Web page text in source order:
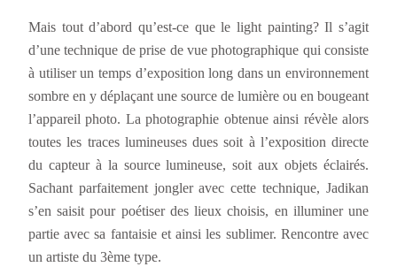
Mais tout d’abord qu’est-ce que le light painting? Il s’agit
d’une technique de prise de vue photographique qui consiste
à utiliser un temps d’exposition long dans un environnement
sombre en y déplaçant une source de lumière ou en bougeant
l’appareil photo. La photographie obtenue ainsi révèle alors
toutes les traces lumineuses dues soit à l’exposition directe
du capteur à la source lumineuse, soit aux objets éclairés.
Sachant parfaitement jongler avec cette technique, Jadikan
s’en saisit pour poétiser des lieux choisis, en illuminer une
partie avec sa fantaisie et ainsi les sublimer. Rencontre avec
un artiste du 3ème type.